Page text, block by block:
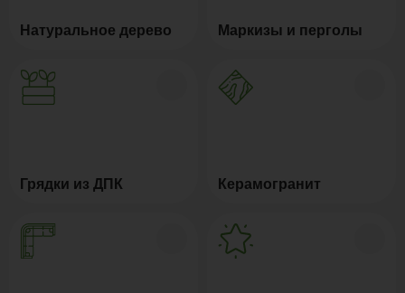
Натуральное дерево Маркизы и перголы
Грядки из ДПК Керамогранит